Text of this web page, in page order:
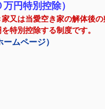
円特別控除）
又は当愛空き家の解体後
特別控除する制度です。
ムページ）